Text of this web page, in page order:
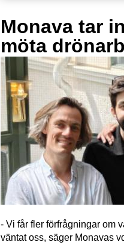
Monava tar
möta
- Vi får fler förfrågningar om
väntat oss, säger Monavas